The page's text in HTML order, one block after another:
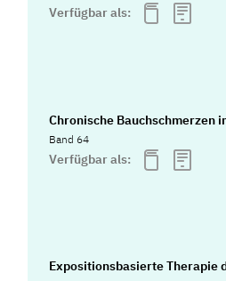
Verfügbar als:
Chronische Bauchschmerzen
Band 64
Verfügbar als:
Expositionsbasierte Therapie